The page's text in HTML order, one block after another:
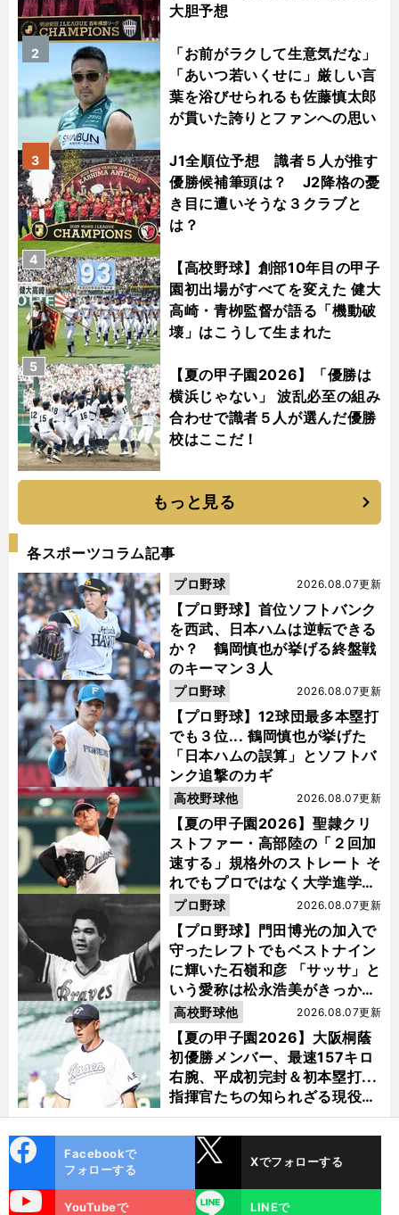
大胆予想
「お前がラクして生意気だな」
「あいつ若いくせに」厳しい言
葉を浴びせられるも佐藤慎太郎
が貫いた誇りとファンへの思い
2
J1全順位予想 識者５人が推す
優勝候補筆頭は？ J2降格の憂
き目に遭いそうな３クラブと
は？
3
【高校野球】創部10年目の甲子
園初出場がすべてを変えた 健大
高崎・青栁監督が語る「機動破
壊」はこうして生まれた
4
【夏の甲子園2026】「優勝は
横浜じゃない」 波乱必至の組み
合わせで識者５人が選んだ優勝
校はここだ！
5
もっと見る
各スポーツコラム記事
【プロ野球】首位ソフトバンク
を西武、日本ハムは逆転できる
か？ 鶴岡慎也が挙げる終盤戦
のキーマン３人
2026.08.07更新
プロ野球
【プロ野球】12球団最多本塁打
でも３位... 鶴岡慎也が挙げた
「日本ハムの誤算」とソフトバ
ンク追撃のカギ
2026.08.07更新
プロ野球
【夏の甲子園2026】聖隷クリ
ストファー・高部陸の「２回加
速する」規格外のストレート そ
れでもプロではなく大学進学を
選ぶ理由
2026.08.07更新
高校野球他
【プロ野球】門田博光の加入で
守ったレフトでもベストナイン
に輝いた石嶺和彦 「サッサ」と
いう愛称は松永浩美がきっか
け？
2026.08.07更新
プロ野球
【夏の甲子園2026】大阪桐蔭
初優勝メンバー、最速157キロ
右腕、平成初完封＆初本塁打...
指揮官たちの知られざる現役時
代
2026.08.07更新
高校野球他
ok
Facebookで
フォローする
Xでフォローする
YouTubeで LINE LINEで